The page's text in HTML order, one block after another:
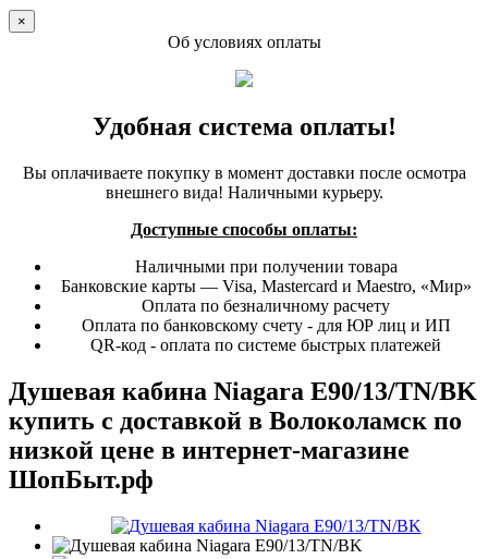
×
Об условиях оплаты
Удобная система оплаты!
Вы оплачиваете покупку в момент доставки после осмотра
внешнего вида! Наличными курьеру.
Доступные способы оплаты:
Наличными при получении товара
Банковские карты — Visa, Mastercard и Maestro, «Мир»
Оплата по безналичному расчету
Оплата по банковскому счету - для ЮР лиц и ИП
QR-код - оплата по системе быстрых платежей
Душевая кабина Niagara E90/13/TN/BK
купить с доставкой в Волоколамск по
низкой цене в интернет-магазине
ШопБыт.рф